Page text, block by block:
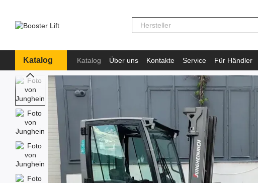
Katalog Katalog Über uns Kontakte Service Für Händler
Information